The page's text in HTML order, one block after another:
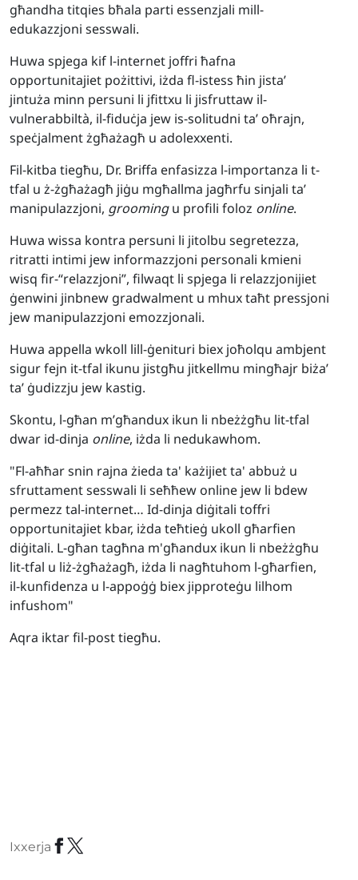
għandha titqies bħala parti essenzjali mill-
edukazzjoni sesswali.
Huwa spjega kif l-internet joffri ħafna
opportunitajiet pożittivi, iżda fl-istess ħin jista’
jintuża minn persuni li jfittxu li jisfruttaw il-
vulnerabbiltà, il-fiduċja jew is-solitudni ta’ oħrajn,
speċjalment żgħażagħ u adolexxenti.
Fil-kitba tiegħu, Dr. Briffa enfasizza l-importanza li t-
tfal u ż-żgħażagħ jiġu mgħallma jagħrfu sinjali ta’
manipulazzjoni, groomingu profili foloz online.
Huwa wissa kontra persuni li jitolbu segretezza,
ritratti intimi jew informazzjoni personali kmieni
wisq fir-“relazzjoni”, filwaqt li spjega li relazzjonijiet
ġenwini jinbnew gradwalment u mhux taħt pressjoni
jew manipulazzjoni emozzjonali.
Huwa appella wkoll lill-ġenituri biex joħolqu ambjent
sigur fejn it-tfal ikunu jistgħu jitkellmu mingħajr biża’
ta’ ġudizzju jew kastig.
Skontu, l-għan m’għandux ikun li nbeżżgħu lit-tfal
dwar id-dinja online, iżda li nedukawhom.
"Fl-aħħar snin rajna żieda ta' każijiet ta' abbuż u
sfruttament sesswali li seħħew online jew li bdew
permezz tal-internet… Id-dinja diġitali toffri
opportunitajiet kbar, iżda teħtieġ ukoll għarfien
diġitali. L-għan tagħna m'għandux ikun li nbeżżgħu
lit-tfal u liż-żgħażagħ, iżda li nagħtuhom l-għarfien,
il-kunfidenza u l-appoġġ biex jipproteġu lilhom
infushom"
Aqra iktar fil-post tiegħu.
Ixxerja